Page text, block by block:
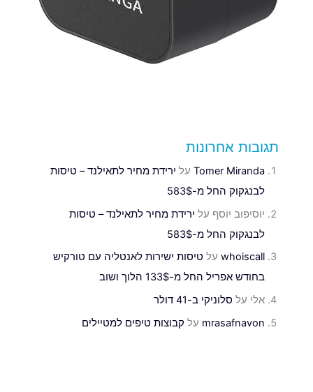
תגובות אחרונות
Tomer Mirandaעלירידת מחיר לתאילנד – טיסות
לבנגקוק החל מ-583$
יוסיפוב יוסףעלירידת מחיר לתאילנד – טיסות
לבנגקוק החל מ-583$
whoiscallעלטיסות ישירות לאנטליה עם טורקיש
בחודש אפריל החל מ-133$ הלוך ושוב
אליעלסלוניקי ב-41 דולר
mrasafnavonעלקבוצות טיפים למטיילים